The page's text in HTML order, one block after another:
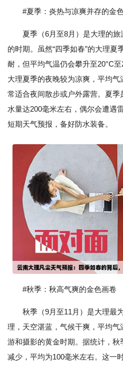
#夏季：炎热与凉爽并存的金
夏季（6月至8月）是大理的
的时期。虽然“四季如春”的大理夏
耐，但平均气温仍会攀升至20°C
大理夏季的夜晚较为凉爽，平均气
常适合夜间散步或户外露营。夏
水量达200毫米左右，偶尔会遭遇
短期天气预报，备好防水装备。
#秋季：秋高气爽的金色画卷
秋季（9月至11月）是大理最
理，天空湛蓝，气候干爽，平均气
游和摄影的黄金时期。据统计，
减少，平均为100毫米左右。这一